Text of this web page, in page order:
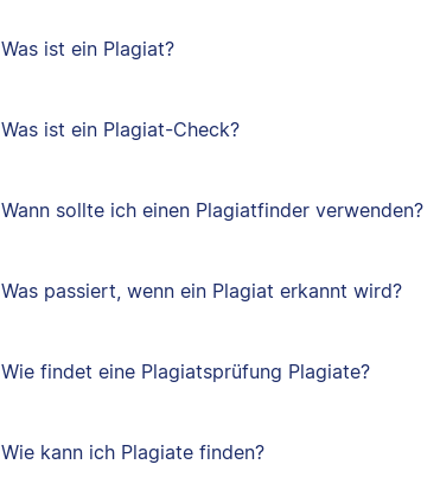
Was ist ein Plagiat?
Was ist ein Plagiat-Check?
Wann sollte ich einen Plagiatfinder verwenden?
Was passiert, wenn ein Plagiat erkannt wird?
Wie findet eine Plagiatsprüfung Plagiate?
Wie kann ich Plagiate finden?